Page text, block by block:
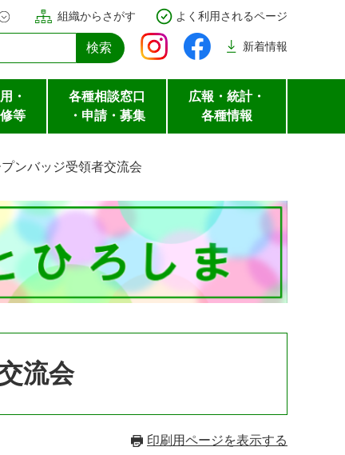
組織からさがす よく利用されるページ
新着情報
・
等
各種相談窓口
・申請・募集
広報・統計・
各種情報
ンバッジ受領者交流会
流会
印刷用ページを表示する